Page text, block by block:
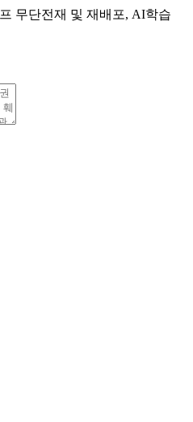
무단전재 및 재배포, AI학습